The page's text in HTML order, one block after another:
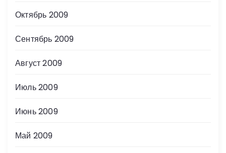
Октябрь 2009
Сентябрь 2009
Август 2009
Июль 2009
Июнь 2009
Май 2009